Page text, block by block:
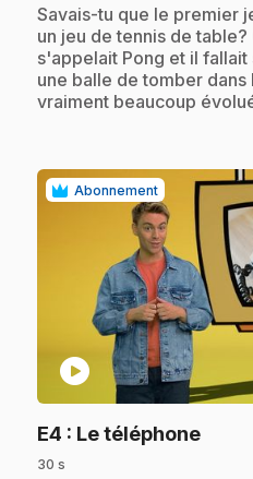
.Savais-tu que le premier
un jeu de tennis de
s'appelait Pong et il
une balle de tomber
vraiment beaucoup
Abonnement
play_circle
E4 : Le téléphone.
30 s